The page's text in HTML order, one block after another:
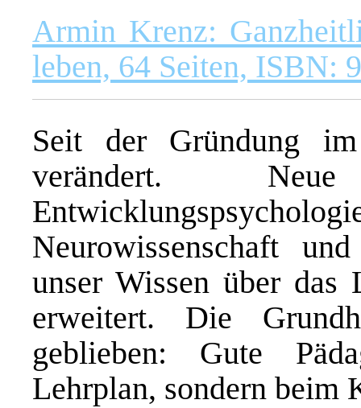
Armin Krenz:
leben, 64 Seiten, ISBN:
Seit der Gründung
verändert.
Neurowissenschaft
unser Wissen über
erweitert. Die
geblieben: Gute
Lehrplan, sondern beim